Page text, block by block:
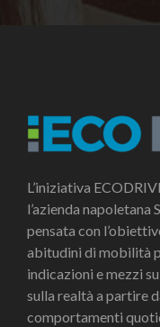
L’iniziativa
l’azienda napoletana
pensata con
abitudini di mobilità
indicazioni e mezzi
sulla realtà a partire
comportamenti